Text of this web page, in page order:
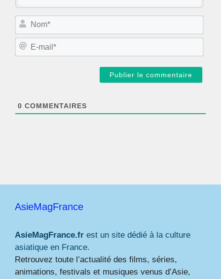
N
m
E
0 COMMENTAIRES
AsieMagFrance
AsieMagFrance.fr est un site dédié à la culture
asiatique en France.
Retrouvez toute l’actualité des films, séries,
animations, festivals et musiques venus d’Asie,